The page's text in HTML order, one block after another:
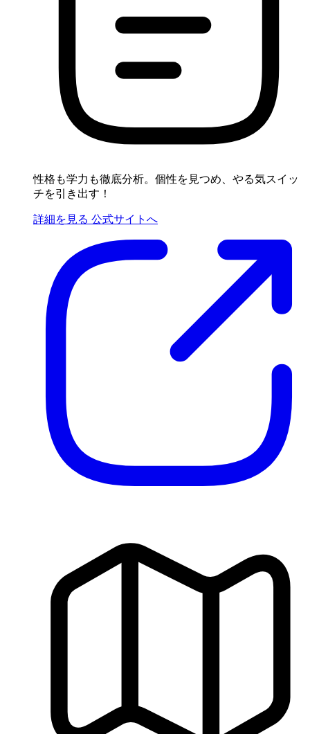
性格も学力も徹底分析。個性を見つめ、やる気スイッ
チを引き出す！
詳細を見る 公式サイトへ